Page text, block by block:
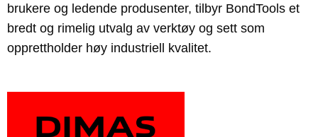
brukere og ledende produsenter, tilbyr BondTools et
bredt og rimelig utvalg av verktøy og sett som
opprettholder høy industriell kvalitet.